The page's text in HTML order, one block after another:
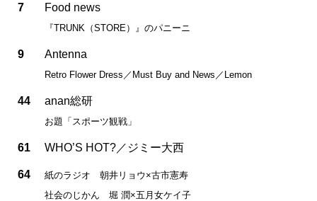
7 Food news
『TRUNK（STORE）』のパニーニ
9 Antenna
Retro Flower Dress／Must Buy and News／Lemon
44 anan総研
お題「スポーツ観戦」
61 WHO’S HOT?／ジミー大西
64
紙のラジオ 朝井リョウ×古市憲寿
社会のじかん 堀 潤×五月女ケイ子